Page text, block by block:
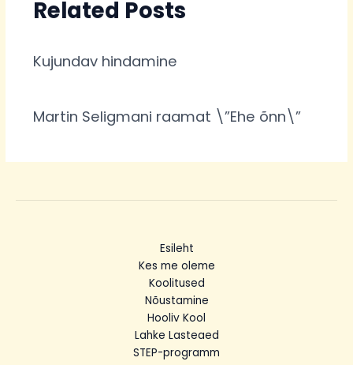
Related Posts
Kujundav hindamine
Martin Seligmani raamat \”Ehe õnn\”
Esileht
Kes me oleme
Koolitused
Nõustamine
Hooliv Kool
Lahke Lasteaed
STEP-programm